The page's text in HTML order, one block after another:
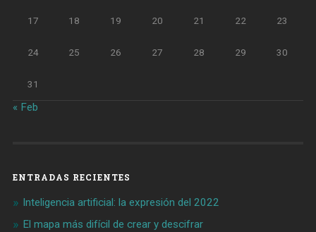
17 18 19 20 21 22 23
24 25 26 27 28 29 30
31
« Feb
ENTRADAS RECIENTES
Inteligencia artificial: la expresión del 2022
El mapa más difícil de crear y descifrar